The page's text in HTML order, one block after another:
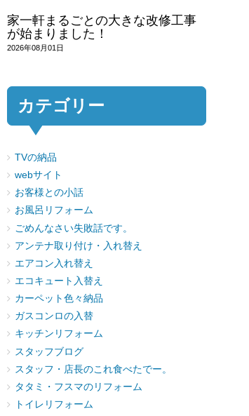
家一軒まるごとの大きな改修工事
が始まりました！
2026年08月01日
カテゴリー
TVの納品
webサイト
お客様との小話
お風呂リフォーム
ごめんなさい失敗話です。
アンテナ取り付け・入れ替え
エアコン入れ替え
エコキュート入替え
カーペット色々納品
ガスコンロの入替
キッチンリフォーム
スタッフブログ
スタッフ・店長のこれ食べたでー。
タタミ・フスマのリフォーム
トイレリフォーム